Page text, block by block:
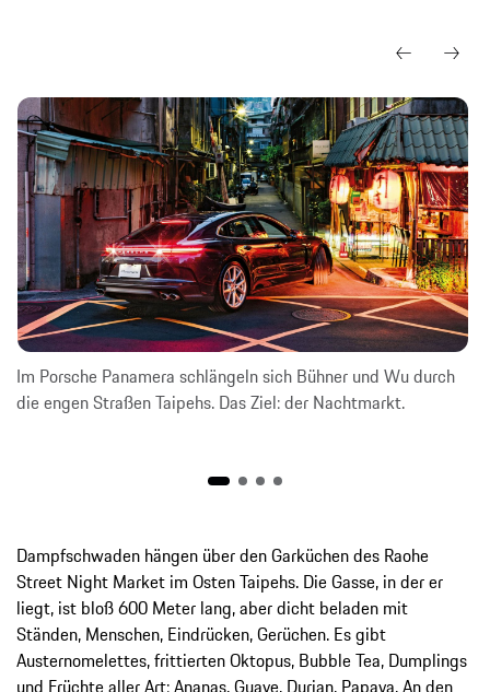
Im Porsche Panamera schlängeln sich Bühner und Wu durch
die engen Straßen Taipehs. Das Ziel: der Nachtmarkt.
Dampfschwaden hängen über den Garküchen des Raohe
Street Night Market im Osten Taipehs. Die Gasse, in der er
liegt, ist bloß 600 Meter lang, aber dicht beladen mit
Ständen, Menschen, Eindrücken, Gerüchen. Es gibt
Austernomelettes, frittierten Oktopus, Bubble Tea, Dumplings
und Früchte aller Art: Ananas, Guave, Durian, Papaya. An den